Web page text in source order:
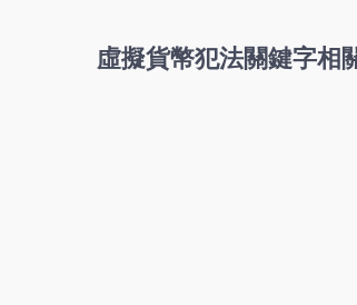
虛擬貨幣犯法關鍵字相